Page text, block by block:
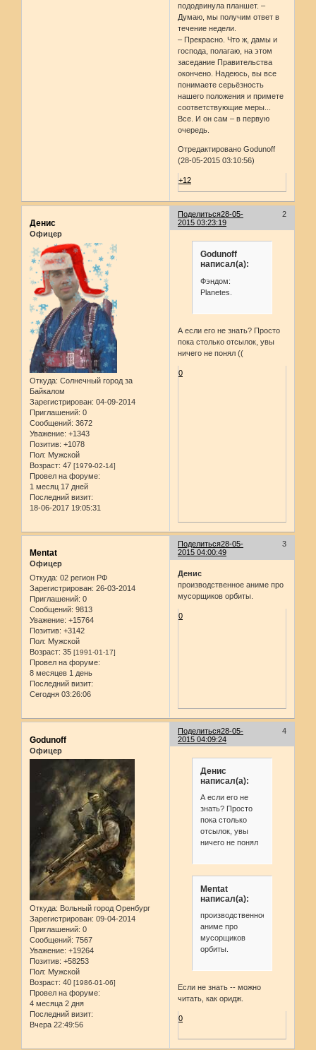
пододвинула планшет. –
Думаю, мы получим ответ в
течение недели.
– Прекрасно. Что ж, дамы и
господа, полагаю, на этом
заседание Правительства
окончено. Надеюсь, вы все
понимаете серьёзность
нашего положения и примете
соответствующие меры...
Все. И он сам – в первую
очередь.
Отредактировано Godunoff
(28-05-2015 03:10:56)
+12
Поделиться 2
28-05-
2015 03:23:19
Денис
Офицер
Откуда: Солнечный город за
Байкалом
Зарегистрирован: 04-09-2014
Приглашений: 0
Сообщений: 3672
Уважение: +1343
Позитив: +1078
Пол: Мужской
Возраст: 47 [1979-02-14]
Провел на форуме:
1 месяц 17 дней
Последний визит:
18-06-2017 19:05:31
Godunoff
написал(а):
Фэндом:
Planetes.
А если его не знать? Просто
пока столько отсылок, увы
ничего не понял ((
0
Поделиться 3
28-05-
2015 04:00:49
Mentat
Офицер
Откуда: 02 регион РФ
Зарегистрирован: 26-03-2014
Приглашений: 0
Сообщений: 9813
Уважение: +15764
Позитив: +3142
Пол: Мужской
Возраст: 35 [1991-01-17]
Провел на форуме:
8 месяцев 1 день
Последний визит:
Сегодня 03:26:06
Денис
производственное аниме про
мусорщиков орбиты.
0
Поделиться 4
28-05-
2015 04:09:24
Godunoff
Офицер
Откуда: Вольный город Оренбург
Зарегистрирован: 09-04-2014
Приглашений: 0
Сообщений: 7567
Уважение: +19264
Позитив: +58253
Пол: Мужской
Возраст: 40 [1986-01-06]
Провел на форуме:
4 месяца 2 дня
Последний визит:
Вчера 22:49:56
Денис
написал(а):
А если его не
знать? Просто
пока столько
отсылок, увы
ничего не понял
Mentat
написал(а):
производственное
аниме про
мусорщиков
орбиты.
Если не знать -- можно
читать, как оридж.
0